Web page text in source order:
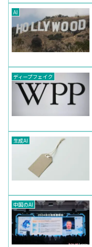
AI
ディープフェイク
生成AI
中国のAI